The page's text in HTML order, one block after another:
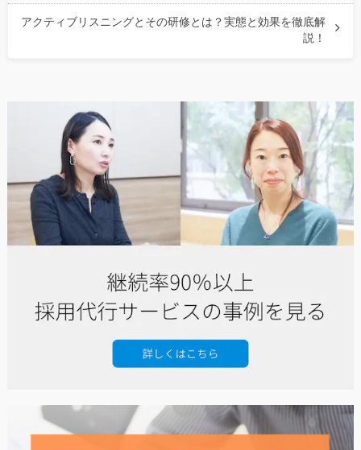
アクティブリスニングとその研修とは？実態と効果を徹底解
説！